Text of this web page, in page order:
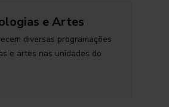
e Artes
diversas programações
e artes nas unidades do